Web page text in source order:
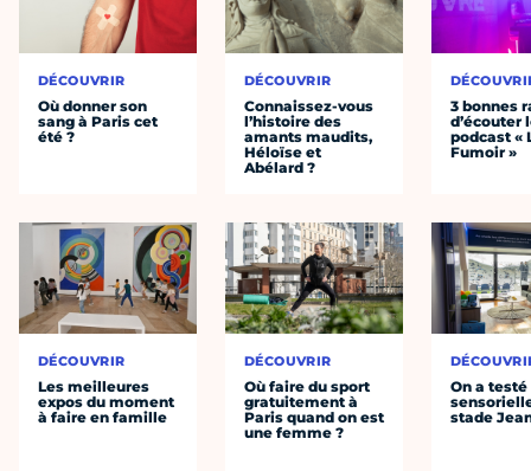
DÉCOUVRIR
Où donner son
sang à Paris cet
été ?
DÉCOUVRIR
Les meilleures
expos du moment
à faire en famille
DÉCOUVRIR
Connaissez-vous
l’histoire des
amants maudits,
Héloïse et
Abélard ?
DÉCOUVRIR
Où faire du sport
gratuitement à
Paris quand on est
une femme ?
3 bonnes
d’écouter
podcast «
Fumoir »
On a
stade